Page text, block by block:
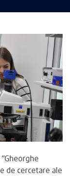
de cercetare ale